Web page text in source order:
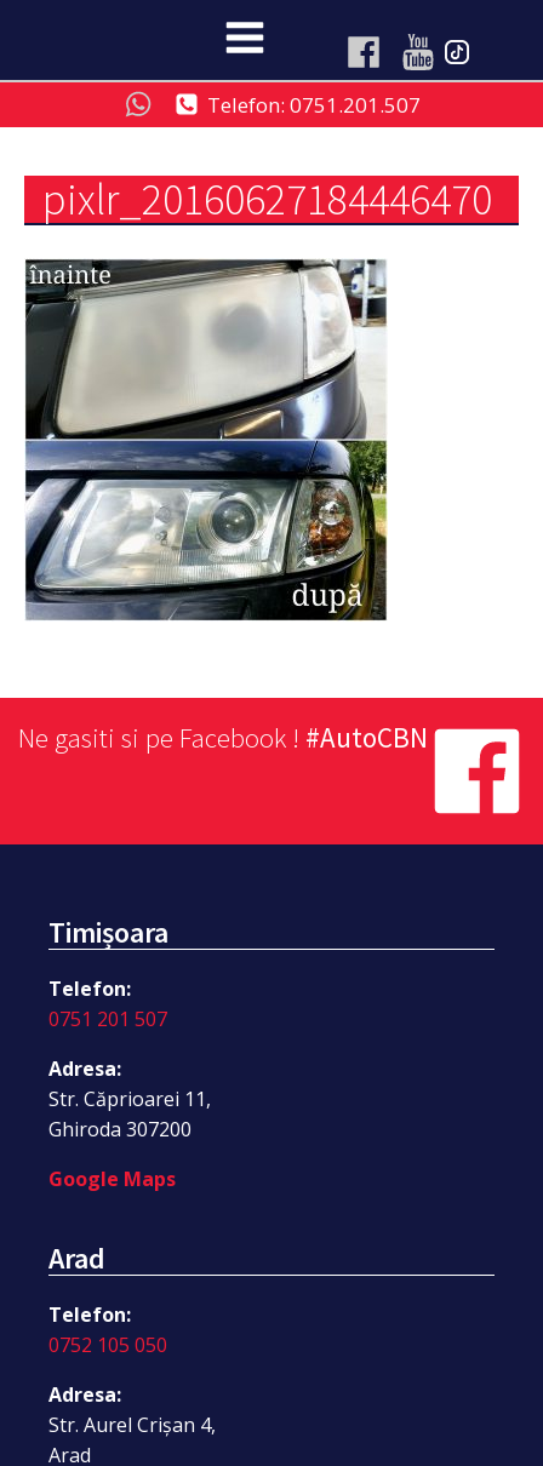
Telefon: 0751.201.507
pixlr_20160627184446470
Ne gasiti si pe Facebook ! #AutoCBN
Timișoara
Telefon:
0751 201 507
Adresa:
Str. Căprioarei 11,
Ghiroda 307200
Google Maps
Arad
Telefon:
0752 105 050
Adresa:
Str. Aurel Crișan 4,
Arad